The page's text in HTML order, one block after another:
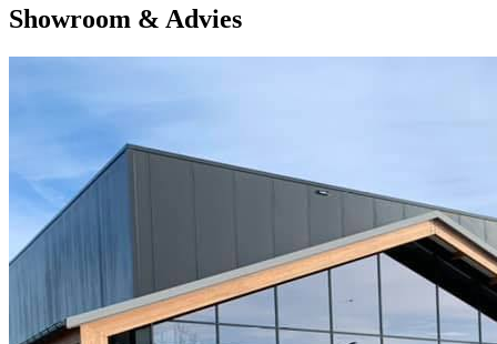
Showroom & Advies